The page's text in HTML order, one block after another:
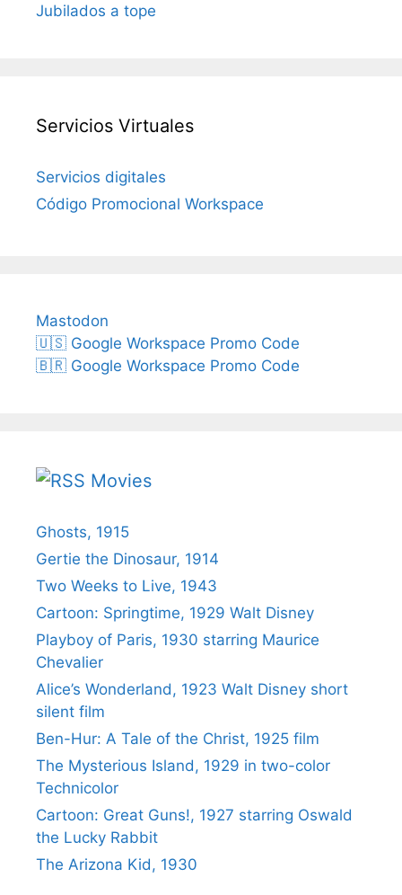
Jubilados a tope
Servicios Virtuales
Servicios digitales
Código Promocional Workspace
Mastodon
🇺🇸 Google Workspace Promo Code
🇧🇷 Google Workspace Promo Code
Movies
Ghosts, 1915
Gertie the Dinosaur, 1914
Two Weeks to Live, 1943
Cartoon: Springtime, 1929 Walt Disney
Playboy of Paris, 1930 starring Maurice
Chevalier
Alice’s Wonderland, 1923 Walt Disney short
silent film
Ben-Hur: A Tale of the Christ, 1925 film
The Mysterious Island, 1929 in two-color
Technicolor
Cartoon: Great Guns!, 1927 starring Oswald
the Lucky Rabbit
The Arizona Kid, 1930